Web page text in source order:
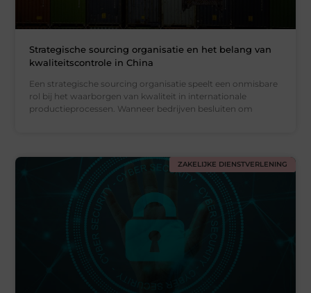
Strategische sourcing organisatie en het belang van
kwaliteitscontrole in China
Een strategische sourcing organisatie speelt een onmisbare
rol bij het waarborgen van kwaliteit in internationale
productieprocessen. Wanneer bedrijven besluiten om
ZAKELIJKE DIENSTVERLENING